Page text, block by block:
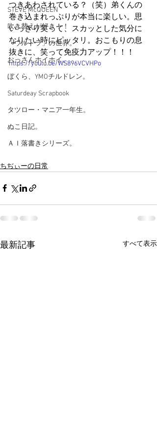
STEVE McQUEEN
吹き替えが好き！！
「ウルトラ」の世界。
おっさんホイホイ。
ぼくら、YMOチルドレン。
Saturdeay Scrapbook
タツロー・マニア一年生。
ぬこ日記。
ＡＩ落書きシリーズ。
つきあわされている？（笑）弟くんの
巻き込まれっぷりが本当に楽しい。思
いっきり笑って、スカッとした気分に
なりたい時にピッタリ。おこもりの息
抜きに、笑って免疫力アップ！！！
https://youtu.be/WS896VCVHPo
ちぢぃーの日常
最新記事 すべて表示